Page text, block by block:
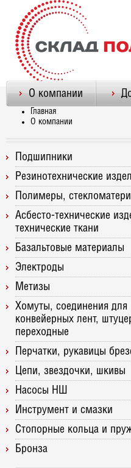
О компании
Главная
О компании
Подшипники
Резинотехнические
Полимеры,
Асбесто-технические
технические ткани
Базальтовые материалы
Электроды
Метизы
Хомуты, соединения для
конвейерных лент,
переходные
Перчатки, рукавицы
Цепи, звездочки, шкивы
Насосы НШ
Инструмент и смазки
Стопорные кольца и
Бронза